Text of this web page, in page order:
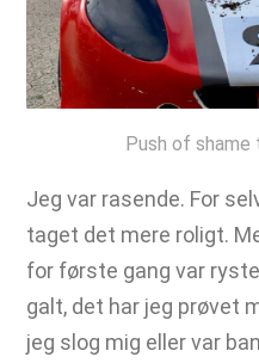
Push of
Jeg var rasende. For
taget det mere roligt.
for første gang var
galt, det har jeg prøvet
jeg slog mig eller var